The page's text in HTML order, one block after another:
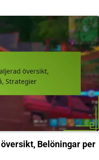
Belöningar per